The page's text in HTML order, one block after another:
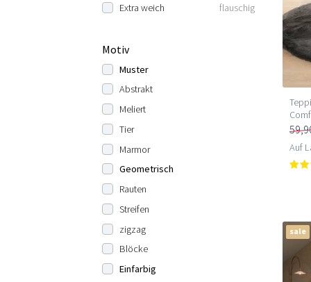
Extra weich
flauschig
Motiv
Muster
Abstrakt
Meliert
Tier
Marmor
Geometrisch
Rauten
Streifen
zigzag
Blöcke
Einfarbig
Auf
sale